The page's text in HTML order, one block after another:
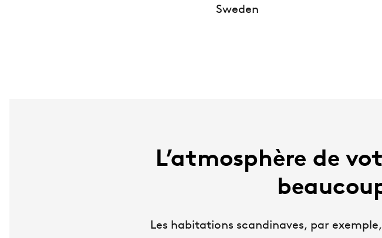
Sweden
L’atmosphère de
Les habitations scandinaves, par